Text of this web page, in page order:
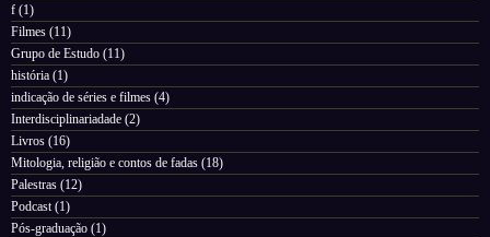
f (1)
Filmes (11)
Grupo de Estudo (11)
história (1)
indicação de séries e filmes (4)
Interdisciplinariadade (2)
Livros (16)
Mitologia, religião e contos de fadas (18)
Palestras (12)
Podcast (1)
Pós-graduação (1)